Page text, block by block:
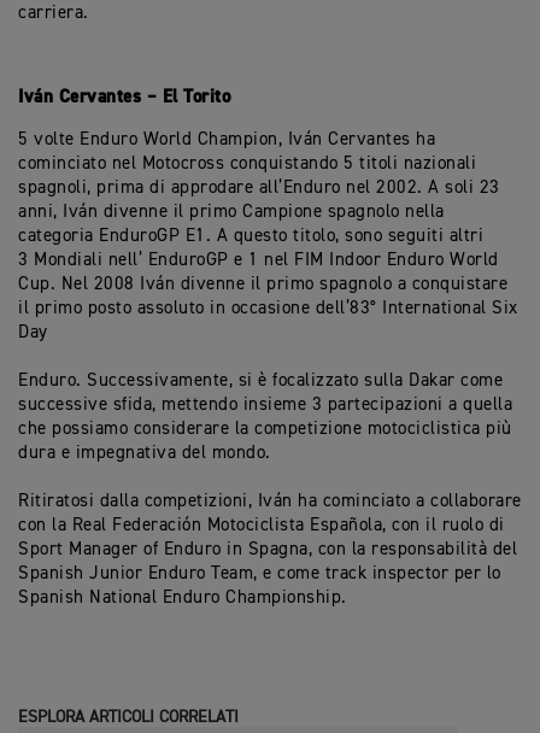
carriera.
Iván Cervantes – El Torito
5 volte Enduro World Champion, Iván Cervantes ha
cominciato nel Motocross conquistando 5 titoli nazionali
spagnoli, prima di approdare all’Enduro nel 2002. A soli 23
anni, Iván divenne il primo Campione spagnolo nella
categoria EnduroGP E1. A questo titolo, sono seguiti altri
3 Mondiali nell’ EnduroGP e 1 nel FIM Indoor Enduro World
Cup. Nel 2008 Iván divenne il primo spagnolo a conquistare
il primo posto assoluto in occasione dell’83° International Six
Day
Enduro. Successivamente, si è focalizzato sulla Dakar come
successive sfida, mettendo insieme 3 partecipazioni a quella
che possiamo considerare la competizione motociclistica più
dura e impegnativa del mondo.
Ritiratosi dalla competizioni, Iván ha cominciato a collaborare
con la Real Federación Motociclista Española, con il ruolo di
Sport Manager of Enduro in Spagna, con la responsabilità del
Spanish Junior Enduro Team, e come track inspector per lo
Spanish National Enduro Championship.
ESPLORA ARTICOLI CORRELATI